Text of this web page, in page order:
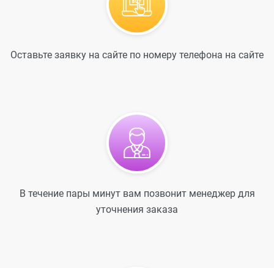
Оставьте заявку на сайте по номеру телефона на сайте
В течение пары минут вам позвонит менеджер для
уточнения заказа